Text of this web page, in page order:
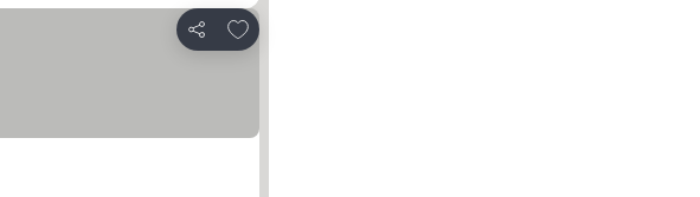
Partilhar
Adicionar aos favoritos